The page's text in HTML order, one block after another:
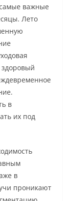
важные
Лето
здоровый
в
их под
в
проникают